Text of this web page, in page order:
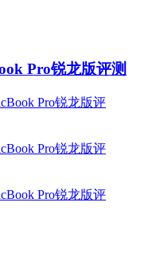
Pro锐龙版评测